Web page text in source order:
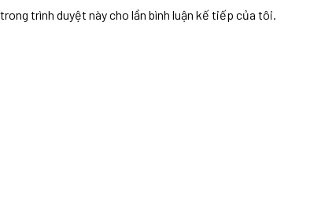
trình duyệt này cho lần bình luận kế tiếp của tôi.